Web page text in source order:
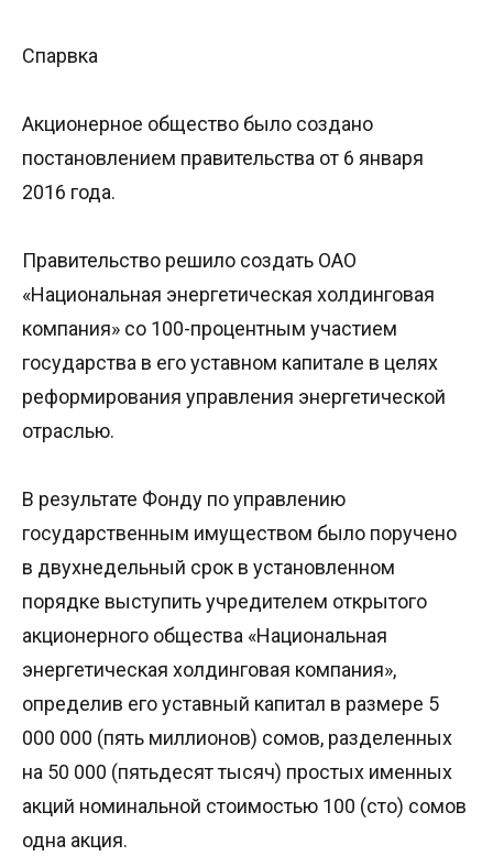
Спарвка
Акционерное общество было создано
постановлением правительства от 6 января
2016 года.
Правительство решило создать ОАО
«Национальная энергетическая холдинговая
компания» со 100-процентным участием
государства в его уставном капитале в целях
реформирования управления энергетической
отраслью.
В результате Фонду по управлению
государственным имуществом было поручено
в двухнедельный срок в установленном
порядке выступить учредителем открытого
акционерного общества «Национальная
энергетическая холдинговая компания»,
определив его уставный капитал в размере 5
000 000 (пять миллионов) сомов, разделенных
на 50 000 (пятьдесят тысяч) простых именных
акций номинальной стоимостью 100 (сто) сомов
одна акция.